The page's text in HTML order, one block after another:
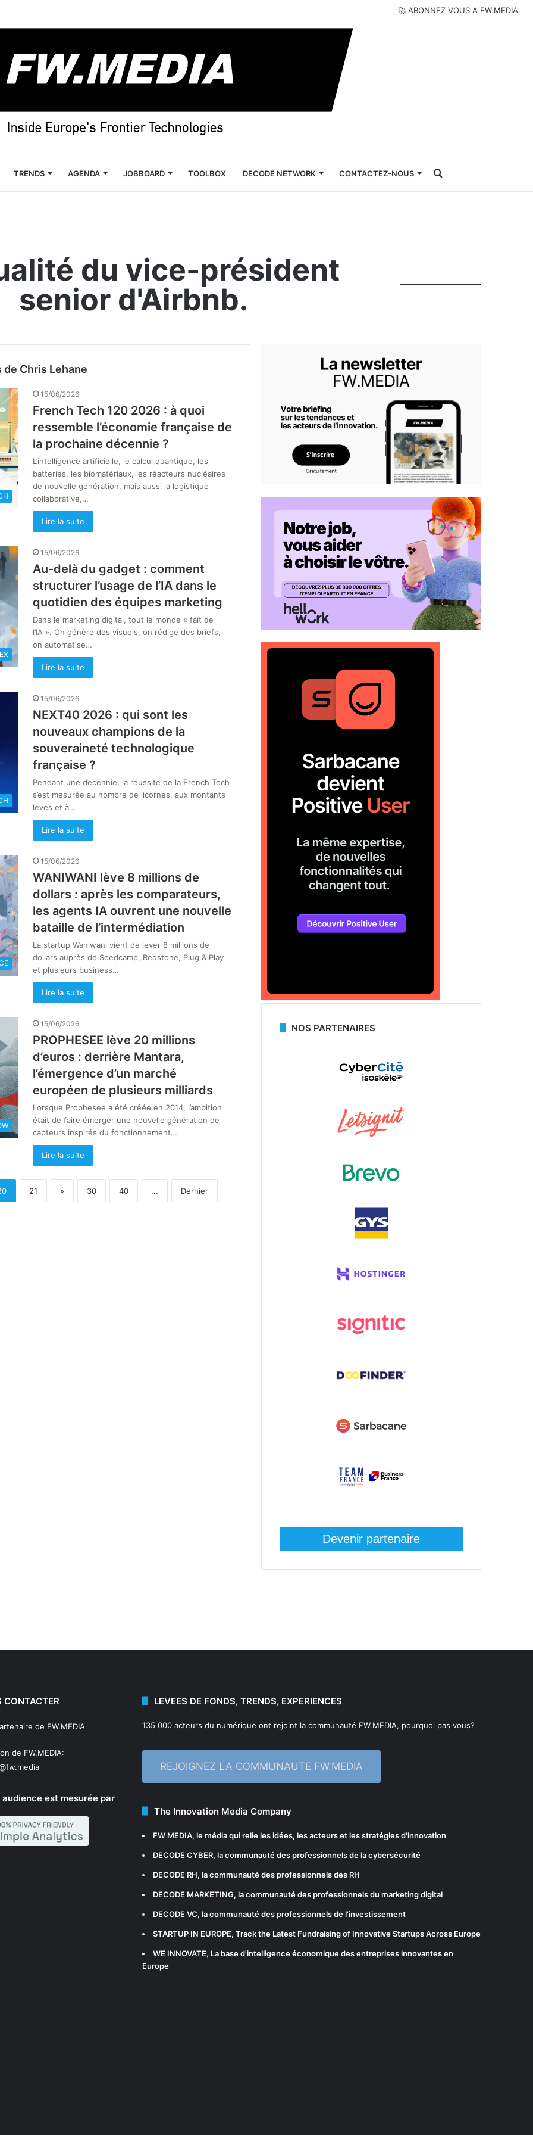
🚀 ABONNEZ VOUS A FW.MEDIA
TRENDS AGENDA JOBBOARD TOOLBOX DECODE NETWORK CONTACTEZ-NOUS Rechercher
du vice-président
senior d'Airbnb.
Chris Lehane
15/06/2026
French Tech 120 2026 : à quoi
ressemble l’économie française de
la prochaine décennie ?
L’intelligence artificielle, le calcul quantique, les
batteries, les biomatériaux, les réacteurs nucléaires
de nouvelle génération, mais aussi la logistique
collaborative,…
Lire la suite
15/06/2026
Au-delà du gadget : comment
structurer l’usage de l’IA dans le
quotidien des équipes marketing
Dans le marketing digital, tout le monde « fait de
l’IA ». On génère des visuels, on rédige des briefs,
on automatise…
Lire la suite
15/06/2026
NEXT40 2026 : qui sont les
nouveaux champions de la
souveraineté technologique
française ?
Pendant une décennie, la réussite de la French Tech
s’est mesurée au nombre de licornes, aux montants
levés et à…
Lire la suite
15/06/2026
WANIWANI lève 8 millions de
dollars : après les comparateurs,
les agents IA ouvrent une nouvelle
bataille de l’intermédiation
La startup Waniwani vient de lever 8 millions de
dollars auprès de Seedcamp, Redstone, Plug & Play
et plusieurs business…
Lire la suite
15/06/2026
PROPHESEE lève 20 millions
d’euros : derrière Mantara,
l’émergence d’un marché
européen de plusieurs milliards
Lorsque Prophesee a été créée en 2014, l’ambition
était de faire émerger une nouvelle génération de
capteurs inspirés du fonctionnement…
Lire la suite
21 » 30 40 ... Dernier
NOS PARTENAIRES
Devenir partenaire
CONTACTER
de FW.MEDIA
de FW.MEDIA:
est mesurée par
LEVEES DE FONDS, TRENDS, EXPERIENCES
135 000 acteurs du numérique ont rejoint la communauté FW.MEDIA, pourquoi pas vous?
REJOIGNEZ LA COMMUNAUTE FW.MEDIA
The Innovation Media Company
FW MEDIA, le média qui relie les idées, les acteurs et les stratégies d'innovation
DECODE CYBER, la communauté des professionnels de la cybersécurité
DECODE RH, la communauté des professionnels des RH
DECODE MARKETING, la communauté des professionnels du marketing digital
DECODE VC, la communauté des professionnels de l'investissement
STARTUP IN EUROPE, Track the Latest Fundraising of Innovative Startups Across Europe
WE INNOVATE, La base d'intelligence économique des entreprises innovantes en
Europe